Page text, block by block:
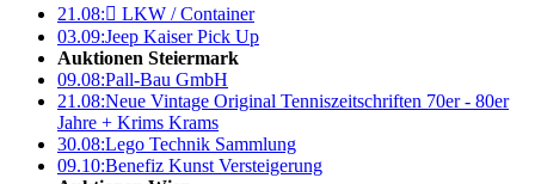
21.08: LKW / Container
03.09:Jeep Kaiser Pick Up
Auktionen Steiermark
09.08:Pall-Bau GmbH
21.08:Neue Vintage Original Tenniszeitschriften 70er - 80er
Jahre + Krims Krams
30.08:Lego Technik Sammlung
09.10:Benefiz Kunst Versteigerung